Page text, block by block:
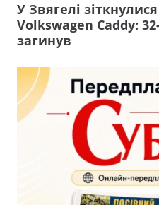
У Звягелі
Volkswagen Caddy:
загинув